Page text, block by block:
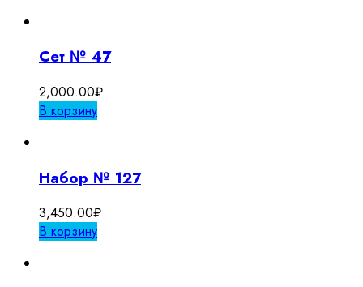
Сет № 47
2,000.00₽
В корзину
Набор № 127
3,450.00₽
В корзину